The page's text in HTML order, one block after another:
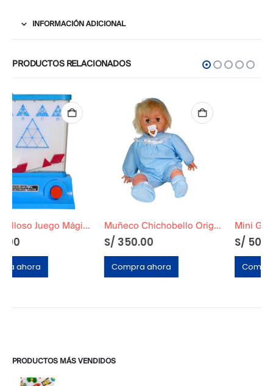
INFORMACIÓN ADICIONAL
PRODUCTOS RELACIONADOS
Muñeco Chichobello Original Funcional
S/
Compra ahora
Mini Guitarra Vintage 25 cm – Ensamblada a Mano en MDF
S/
Compra ahora
PRODUCTOS MÁS VENDIDOS